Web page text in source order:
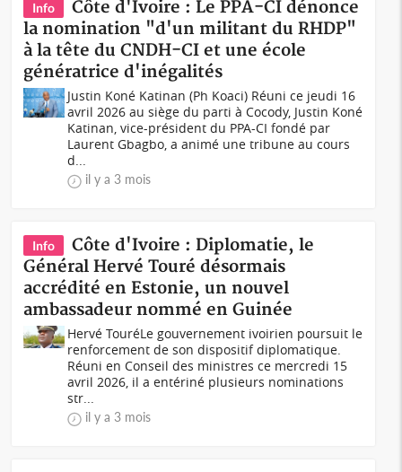
Info
Côte d'Ivoire : Le PPA-CI dénonce
la nomination "d'un militant du RHDP"
à la tête du CNDH-CI et une école
génératrice d'inégalités
Justin Koné Katinan (Ph Koaci) Réuni ce jeudi 16
avril 2026 au siège du parti à Cocody, Justin Koné
Katinan, vice-président du PPA-CI fondé par
Laurent Gbagbo, a animé une tribune au cours
d...
il y a 3 mois
Info
Côte d'Ivoire : Diplomatie, le
Général Hervé Touré désormais
accrédité en Estonie, un nouvel
ambassadeur nommé en Guinée
Hervé TouréLe gouvernement ivoirien poursuit le
renforcement de son dispositif diplomatique.
Réuni en Conseil des ministres ce mercredi 15
avril 2026, il a entériné plusieurs nominations
str...
il y a 3 mois